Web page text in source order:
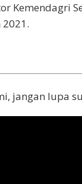
Kemendagri
jangan lupa